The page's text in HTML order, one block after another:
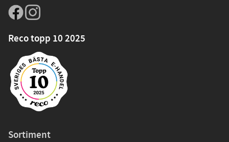
Reco topp 10 2025
Sortiment